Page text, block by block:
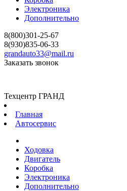
Электроника
Дополнительно
8(800)301-25-67
8(930)835-06-33
grandauto33@mail.ru
Заказать звонок
Техцентр ГРАНД
Главная
Автосервис
Ходовка
Двигатель
Коробка
Электроника
Дополнительно